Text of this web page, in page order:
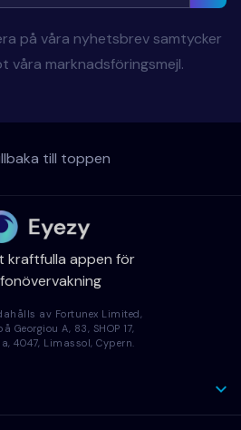
på våra nyhetsbrev samtycker
våra marknadsföringsmejl.
till toppen
kraftfulla appen för
av Fortunex Limited,
Georgiou A, 83, SHOP 17,
4047, Limassol, Cypern.